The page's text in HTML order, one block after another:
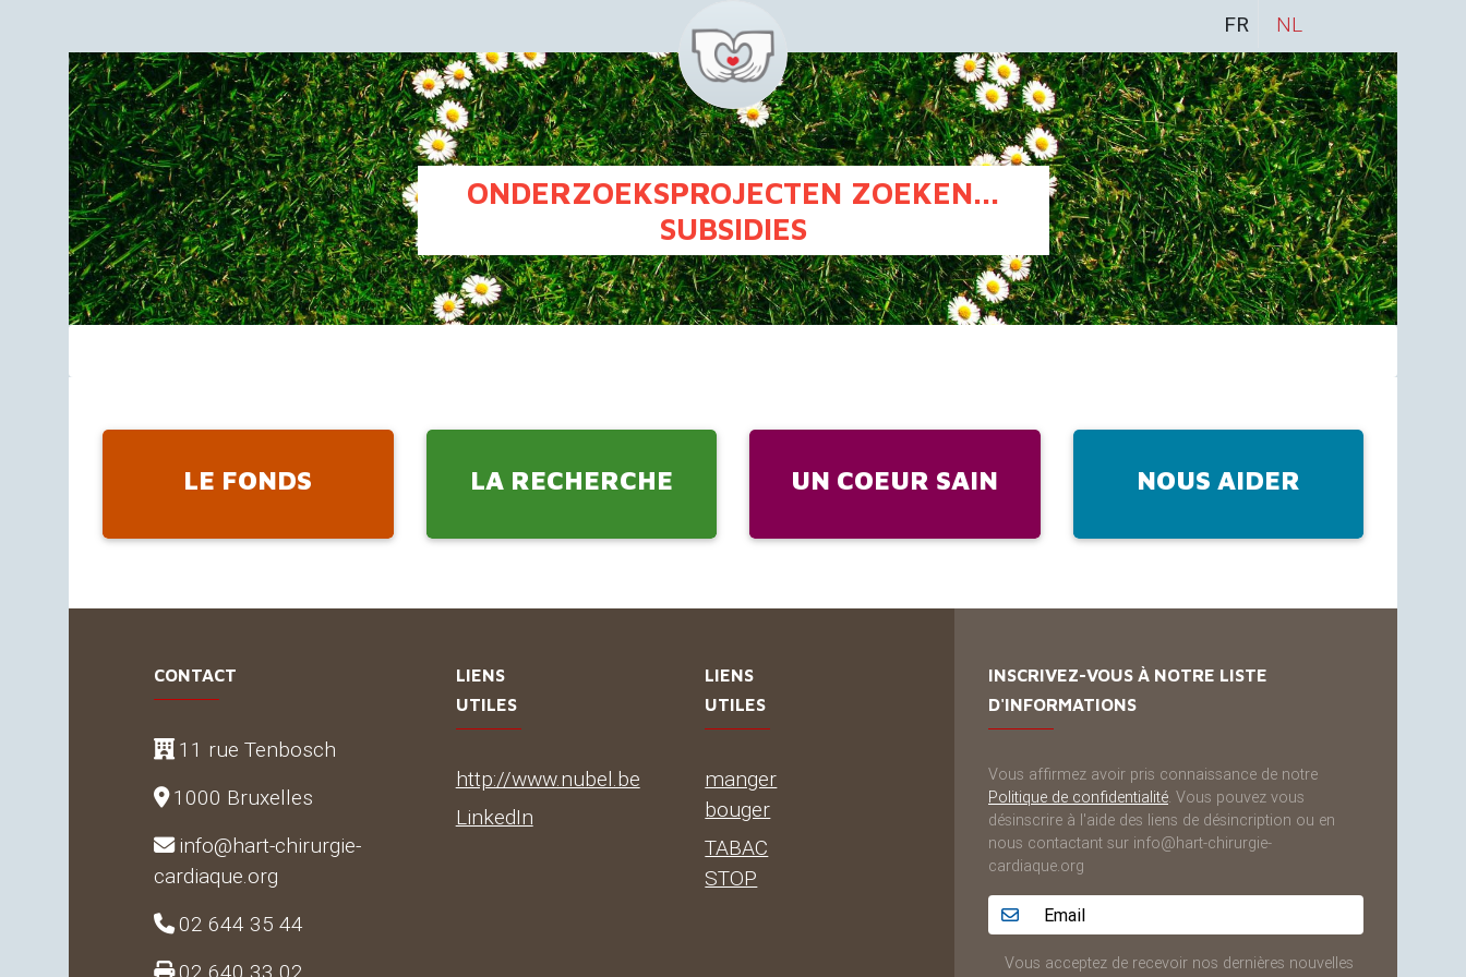
FR NL
ONDERZOEKSPROJECTEN ZOEKEN...
SUBSIDIES
LE FONDS LA RECHERCHE UN COEUR SAIN NOUS AIDER
CONTACT
11 rue Tenbosch
1000 Bruxelles
info@hart-chirurgie-
cardiaque.org
02 644 35 44
02 640 33 02
LIENS
UTILES
http://www.nubel.be
LinkedIn
LIENS
UTILES
manger
bouger
TABAC
STOP
INSCRIVEZ-VOUS À NOTRE LISTE
D'INFORMATIONS
Vous affirmez avoir pris connaissance de notre
Politique de confidentialité. Vous pouvez vous
désinscrire à l'aide des liens de désincription ou en
nous contactant sur info@hart-chirurgie-
cardiaque.org
Adresse email...
Vous acceptez de recevoir nos dernières nouvelles